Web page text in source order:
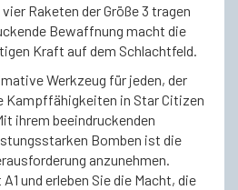
Raketen der Größe 3 tragen
Bewaffnung macht die
Kraft auf dem Schlachtfeld.
Werkzeug für jeden, der
Kampffähigkeiten in Star Citizen
ihrem beeindruckenden
Bomben ist die
anzunehmen.
und erleben Sie die Macht, die